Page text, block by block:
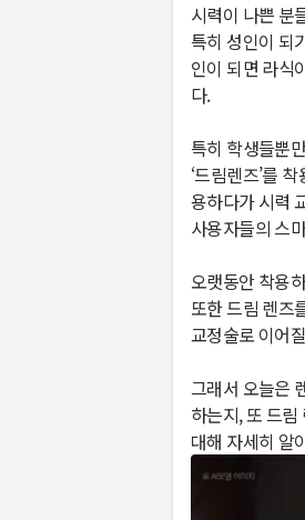
시력이 나쁜 분
특히 성인이 되
인이 되면 라식
다.
특히 학생들뿐
‘드림렌즈’를
용하다가 시력
사용자들의 스
오랫동안 착용
또한 드림 렌즈
교정술로 이어
그래서 오늘은
하는지, 또 드
대해 자세히 알